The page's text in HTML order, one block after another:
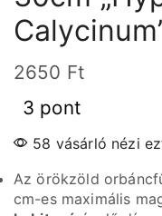
2650 Ft
3 pont
58 vásárló nézi
Az örökzöld
cm-es maximális